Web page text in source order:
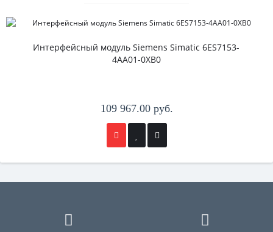
Интерфейсный модуль Siemens Simatic 6ES7153-
4AA01-0XB0
109 967.00 руб.